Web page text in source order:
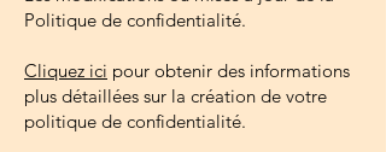
Politique de confidentialité.
Cliquez ici pour obtenir des informations
plus détaillées sur la création de votre
politique de confidentialité.